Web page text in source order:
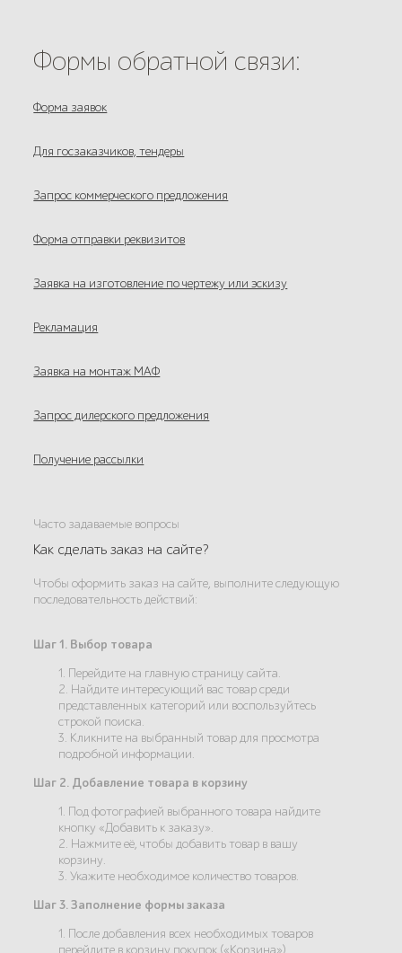
Формы обратной связи:
Форма заявок
Для госзаказчиков, тендеры
Запрос коммерческого предложения
Форма отправки реквизитов
Заявка на изготовление по чертежу или эскизу
Рекламация
Заявка на монтаж МАФ
Запрос дилерского предложения
Получение рассылки
Часто задаваемые вопросы
Как сделать заказ на сайте?
Чтобы оформить заказ на сайте, выполните следующую
последовательность действий:
Шаг 1. Выбор товара
1. Перейдите на главную страницу сайта.
2. Найдите интересующий вас товар среди
представленных категорий или воспользуйтесь
строкой поиска.
3. Кликните на выбранный товар для просмотра
подробной информации.
Шаг 2. Добавление товара в корзину
1. Под фотографией выбранного товара найдите
кнопку «Добавить к заказу».
2. Нажмите её, чтобы добавить товар в вашу
корзину.
3. Укажите необходимое количество товаров.
Шаг 3. Заполнение формы заказа
1. После добавления всех необходимых товаров
перейдите в корзину покупок («Корзина»).